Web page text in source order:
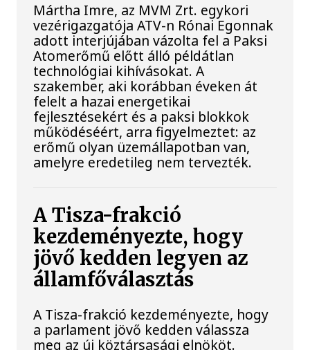
Mártha Imre, az MVM Zrt. egykori
vezérigazgatója ATV-n Rónai Egonnak
adott interjújában vázolta fel a Paksi
Atomerőmű előtt álló példátlan
technológiai kihívásokat. A
szakember, aki korábban éveken át
felelt a hazai energetikai
fejlesztésekért és a paksi blokkok
működéséért, arra figyelmeztet: az
erőmű olyan üzemállapotban van,
amelyre eredetileg nem tervezték.
A Tisza-frakció
kezdeményezte, hogy
jövő kedden legyen az
államfőválasztás
A Tisza-frakció kezdeményezte, hogy
a parlament jövő kedden válassza
meg az új köztársasági elnököt.